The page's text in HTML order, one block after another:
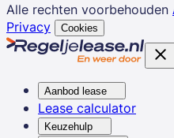
Alle rechten voorbehouden
Privacy
Cookies
Aanbod lease
Lease calculator
Keuzehulp